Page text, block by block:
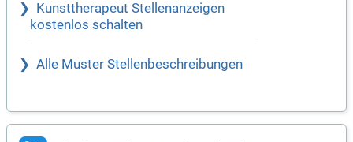
Kunsttherapeut Stellenanzeigen
kostenlos schalten
Alle Muster Stellenbeschreibungen